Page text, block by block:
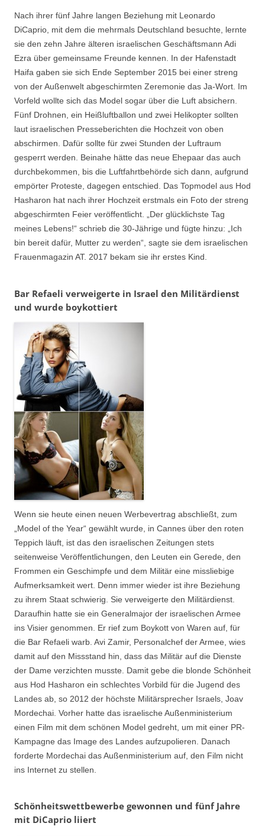
Nach ihrer fünf Jahre langen Beziehung mit Leonardo
DiCaprio, mit dem die mehrmals Deutschland besuchte, lernte
sie den zehn Jahre älteren israelischen Geschäftsmann Adi
Ezra über gemeinsame Freunde kennen. In der Hafenstadt
Haifa gaben sie sich Ende September 2015 bei einer streng
von der Außenwelt abgeschirmten Zeremonie das Ja-Wort. Im
Vorfeld wollte sich das Model sogar über die Luft absichern.
Fünf Drohnen, ein Heißluftballon und zwei Helikopter sollten
laut israelischen Presseberichten die Hochzeit von oben
abschirmen. Dafür sollte für zwei Stunden der Luftraum
gesperrt werden. Beinahe hätte das neue Ehepaar das auch
durchbekommen, bis die Luftfahrtbehörde sich dann, aufgrund
empörter Proteste, dagegen entschied. Das Topmodel aus Hod
Hasharon hat nach ihrer Hochzeit erstmals ein Foto der streng
abgeschirmten Feier veröffentlicht. „Der glücklichste Tag
meines Lebens!“ schrieb die 30-Jährige und fügte hinzu: „Ich
bin bereit dafür, Mutter zu werden“, sagte sie dem israelischen
Frauenmagazin AT. 2017 bekam sie ihr erstes Kind.
Bar Refaeli verweigerte in Israel den Militärdienst
und wurde boykottiert
Wenn sie heute einen neuen Werbevertrag abschließt, zum
„Model of the Year“ gewählt wurde, in Cannes über den roten
Teppich läuft, ist das den israelischen Zeitungen stets
seitenweise Veröffentlichungen, den Leuten ein Gerede, den
Frommen ein Geschimpfe und dem Militär eine missliebige
Aufmerksamkeit wert. Denn immer wieder ist ihre Beziehung
zu ihrem Staat schwierig. Sie verweigerte den Militärdienst.
Daraufhin hatte sie ein Generalmajor der israelischen Armee
ins Visier genommen. Er rief zum Boykott von Waren auf, für
die Bar Refaeli warb. Avi Zamir, Personalchef der Armee, wies
damit auf den Missstand hin, dass das Militär auf die Dienste
der Dame verzichten musste. Damit gebe die blonde Schönheit
aus Hod Hasharon ein schlechtes Vorbild für die Jugend des
Landes ab, so 2012 der höchste Militärsprecher Israels, Joav
Mordechai. Vorher hatte das israelische Außenministerium
einen Film mit dem schönen Model gedreht, um mit einer PR-
Kampagne das Image des Landes aufzupolieren. Danach
forderte Mordechai das Außenministerium auf, den Film nicht
ins Internet zu stellen.
Schönheitswettbewerbe gewonnen und fünf Jahre
mit DiCaprio liiert